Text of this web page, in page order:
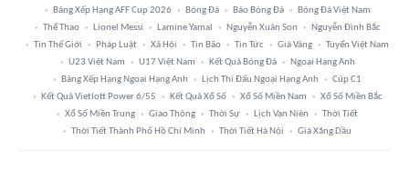
Bảng Xếp Hạng AFF Cup 2026
Bóng Đá Báo Bóng Đá
Bóng Đá Việt Nam
Thể Thao
Lionel Messi Lamine Yamal Nguyễn Xuân Son
Nguyễn Đình Bắc
Tin Thế Giới
Pháp Luật Xã Hội Tin Bão Tin Tức Giá Vàng
Tuyển Việt Nam
U23 Việt Nam
U17 Việt Nam Kết Quả Bóng Đá
Ngoại Hạng Anh
Bảng Xếp Hạng Ngoại Hạng Anh
Lịch Thi Đấu Ngoại Hạng Anh
Cúp C1
Kết Quả Vietlott Power 6/55
Kết Quả Xổ Số Xổ Số Miền Nam
Xổ Số Miền Bắc
Xổ Số Miền Trung
Giao Thông Thời Sự Lịch Vạn Niên
Thời Tiết
Thời Tiết Thành Phố Hồ Chí Minh
Thời Tiết Hà Nội Giá Xăng Dầu